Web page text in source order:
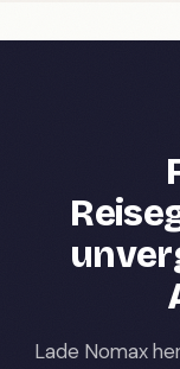
Lade Nomax